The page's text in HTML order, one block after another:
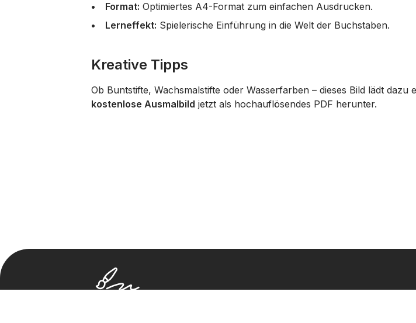
Format: Optimiertes A4-Format zum einfachen Ausdrucken.
Lerneffekt: Spielerische Einführung in die Welt der Buchstaben.
Kreative Tipps
Ob Buntstifte, Wachsmalstifte oder Wasserfarben – dieses Bild lädt
kostenlose Ausmalbild jetzt als hochauflösendes PDF herunter.